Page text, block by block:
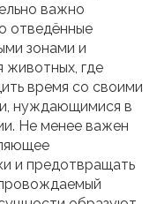
важно
отведённые
зонами и
животных, где
время со своими
нуждающимися в
. Не менее важен
и предотвращать